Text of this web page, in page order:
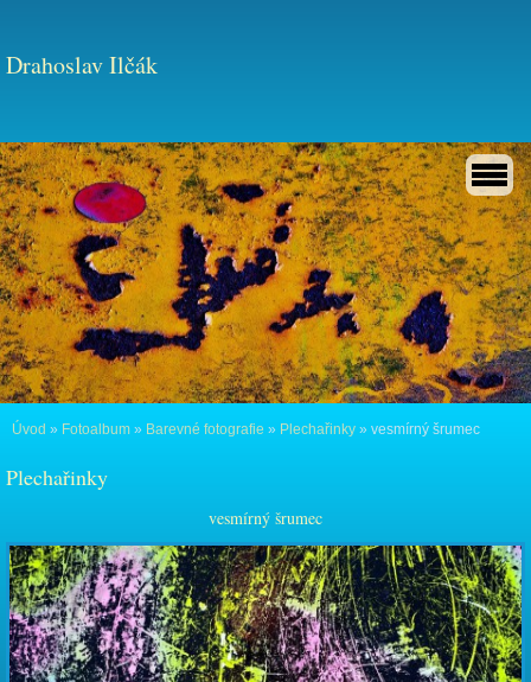
Drahoslav Ilčák
Úvod » Fotoalbum » Barevné fotografie » Plechařinky » vesmírný šrumec
Plechařinky
vesmírný šrumec